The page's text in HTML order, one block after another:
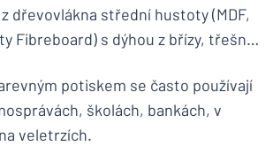
dřevovlákna střední hustoty (MDF,
Fibreboard) s dýhou z břízy, třešně
potiskem se často používají
školách, bankách, v
veletrzích.